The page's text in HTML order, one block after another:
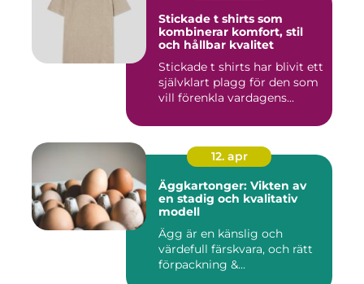
Stickade t shirts som
kombinerar komfort, stil
och hållbar kvalitet
Stickade t shirts har blivit ett
självklart plagg för den som
vill förenkla vardagens...
12. apr
Äggkartonger: Vikten av
en stadig och kvalitativ
modell
Ägg är en känslig och
värdefull färskvara, och rätt
förpackning &...